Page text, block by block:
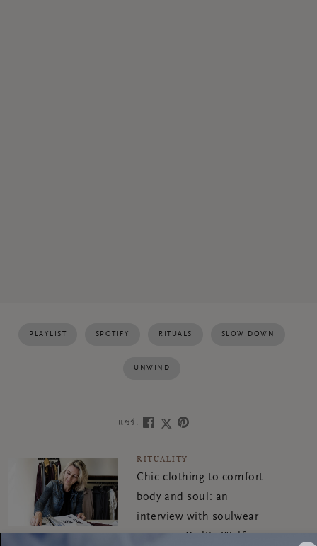
PLAYLIST SPOTIFY RITUALS SLOW DOWN
UNWIND
แชร์:
RITUALITY
Chic clothing to comfort
body and soul: an
interview with soulwear
manager Karlijn Wolfs